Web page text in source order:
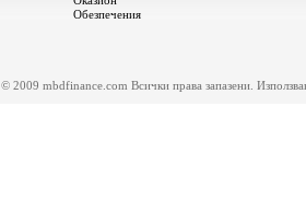
Обезпечения
© 2009 mbdfinance.com Всички права запазени.